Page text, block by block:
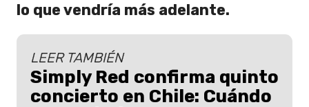
lo que vendría más adelante.
LEER TAMBIÉN
Simply Red confirma quinto
concierto en Chile: Cuándo